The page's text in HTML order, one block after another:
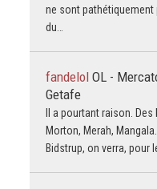
ne sont
du…
fandelol OL -
Getafe
Il a pourtant raison.
Morton, Merah,
Bidstrup, on verra, pour